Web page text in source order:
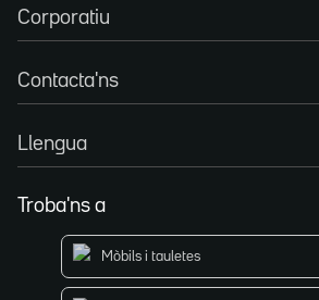
Corporatiu
Contacta'ns
Llengua
Troba'ns a
Mòbils i tauletes